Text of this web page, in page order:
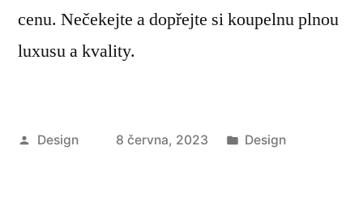
cenu. Nečekejte a dopřejte si koupelnu plnou
luxusu a kvality.
Autor
Design 8 června, 2023
Publikováno
Design